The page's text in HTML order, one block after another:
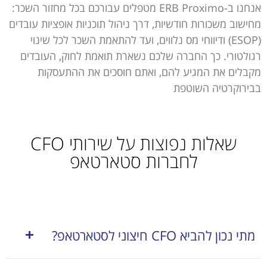
אנחנו ב-ERB Proximo מטפלים עבורכם בכל מחזור השכר:
מחישוב משכורות חודשיות, דרך ניהול תוכניות אופציות עובדים
(ESOP) ודיווחי מס נלווים, ועד להתאמת השכר לכל שינוי
רגולטורי. כך החברה שלכם נשארת תואמת לחוק, העובדים
מקבלים את המגיע להם, ואתם חוסכים את ההתעסקות
בבירוקרטיה השוטפת
שאלות נפוצות על שירותי CFO
לחברות סטארטאפ
מתי נכון להביא CFO חיצוני לסטארטאפ?